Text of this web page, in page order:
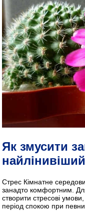
Як змусити
Стрес Кімнатне
занадто комфортним. Для
створити стресові
період спокою при